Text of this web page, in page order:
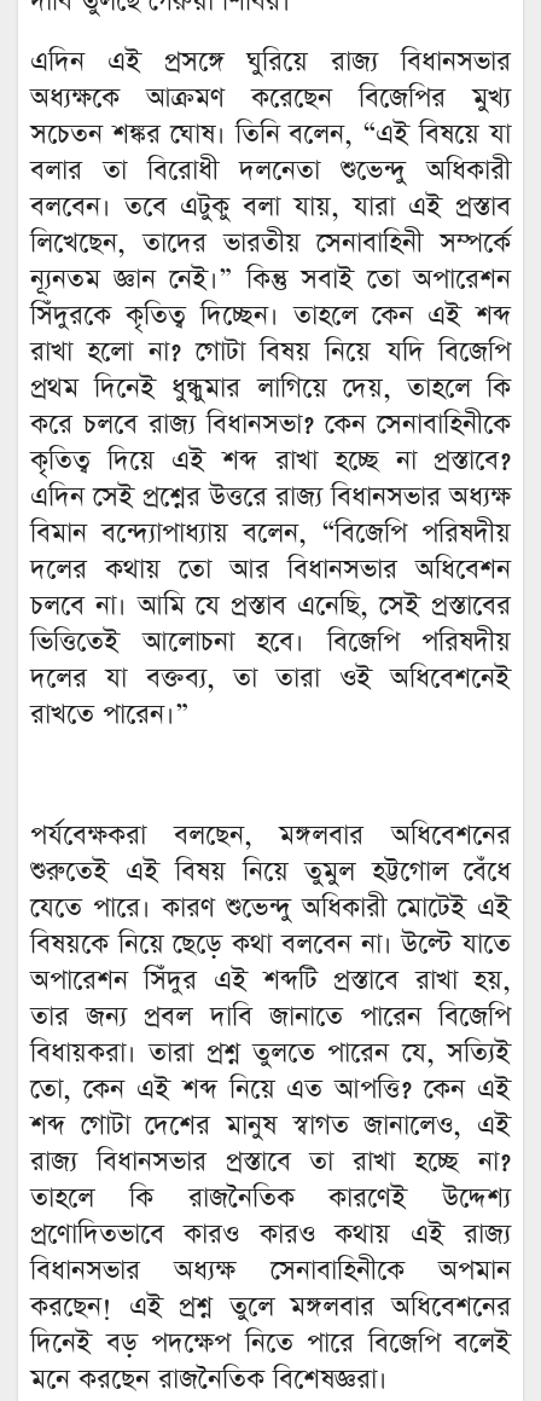
এদিন এই প্রসঙ্গে ঘুরিয়ে রাজ্য বিধানসভার
অধ্যক্ষকে আক্রমণ করেছেন বিজেপির মুখ্য
সচেতন শঙ্কর ঘোষ। তিনি বলেন, “এই বিষয়ে যা
বলার তা বিরোধী দলনেতা শুভেন্দু অধিকারী
বলবেন। তবে এটুকু বলা যায়, যারা এই প্রস্তাব
লিখেছেন, তাদের ভারতীয় সেনাবাহিনী সম্পর্কে
ন্যূনতম জ্ঞান নেই।” কিন্তু সবাই তো অপারেশন
সিঁদুরকে কৃতিত্ব দিচ্ছেন। তাহলে কেন এই শব্দ
রাখা হলো না? গোটা বিষয় নিয়ে যদি বিজেপি
প্রথম দিনেই ধুন্ধুমার লাগিয়ে দেয়, তাহলে কি
করে চলবে রাজ্য বিধানসভা? কেন সেনাবাহিনীকে
কৃতিত্ব দিয়ে এই শব্দ রাখা হচ্ছে না প্রস্তাবে?
এদিন সেই প্রশ্নের উত্তরে রাজ্য বিধানসভার অধ্যক্ষ
বিমান বন্দ্যোপাধ্যায় বলেন, “বিজেপি পরিষদীয়
দলের কথায় তো আর বিধানসভার অধিবেশন
চলবে না। আমি যে প্রস্তাব এনেছি, সেই প্রস্তাবের
ভিত্তিতেই আলোচনা হবে। বিজেপি পরিষদীয়
দলের যা বক্তব্য, তা তারা ওই অধিবেশনেই
রাখতে পারেন।”
পর্যবেক্ষকরা বলছেন, মঙ্গলবার অধিবেশনের
শুরুতেই এই বিষয় নিয়ে তুমুল হট্টগোল বেঁধে
যেতে পারে। কারণ শুভেন্দু অধিকারী মোটেই এই
বিষয়কে নিয়ে ছেড়ে কথা বলবেন না। উল্টে যাতে
অপারেশন সিঁদুর এই শব্দটি প্রস্তাবে রাখা হয়,
তার জন্য প্রবল দাবি জানাতে পারেন বিজেপি
বিধায়করা। তারা প্রশ্ন তুলতে পারেন যে, সত্যিই
তো, কেন এই শব্দ নিয়ে এত আপত্তি? কেন এই
শব্দ গোটা দেশের মানুষ স্বাগত জানালেও, এই
রাজ্য বিধানসভার প্রস্তাবে তা রাখা হচ্ছে না?
তাহলে কি রাজনৈতিক কারণেই উদ্দেশ্য
প্রণোদিতভাবে কারও কারও কথায় এই রাজ্য
বিধানসভার অধ্যক্ষ সেনাবাহিনীকে অপমান
করছেন! এই প্রশ্ন তুলে মঙ্গলবার অধিবেশনের
দিনেই বড় পদক্ষেপ নিতে পারে বিজেপি বলেই
মনে করছেন রাজনৈতিক বিশেষজ্ঞরা।